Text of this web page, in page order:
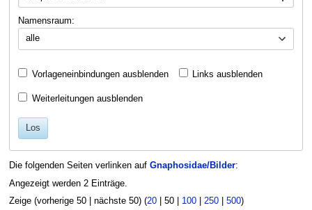
Namensraum:
alle
Vorlageneinbindungen ausblenden Links ausblenden
Weiterleitungen ausblenden
Los
Die folgenden Seiten verlinken auf Gnaphosidae/Bilder:
Angezeigt werden 2 Einträge.
Zeige (vorherige 50| nächste 50) (20| 50| 100| 250| 500)